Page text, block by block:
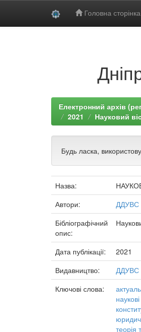
Головна сторінка
Електронний архів
2021
Науковий
Будь ласка,
Назва:
Автори:
ДДУВС
Бібліографічний
опис:
Дата публікації:
2021
Видавництво:
ДДУВС
Ключові слова:
наукові
теорія